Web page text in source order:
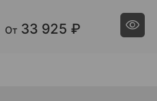
От 33 925 ₽